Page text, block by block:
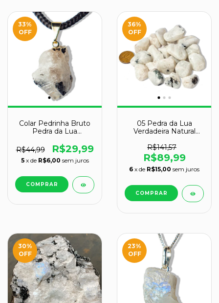
33%
OFF
Colar Pedrinha Bruto
Pedra da Lua
Dourado
R$44,99 R$29,99
5 x de R$6,00 sem juros
36%
OFF
05 Pedra da Lua
Verdadeira Natural
Classe B
R$141,57
R$89,99
6 x de R$15,00 sem juros
30%
OFF
23%
OFF